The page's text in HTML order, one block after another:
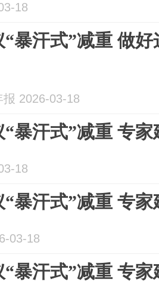
18
暴汗式”减重 做
2026-03-18
暴汗式”减重 专
18
暴汗式”减重 专
03-18
暴汗式”减重 专